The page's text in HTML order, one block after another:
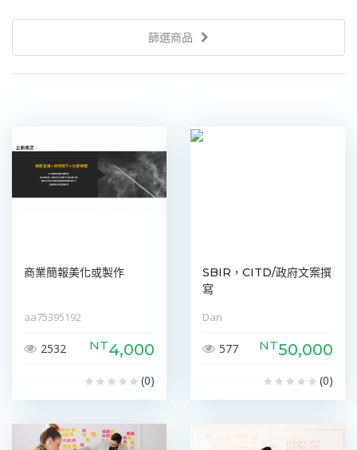
篩選商品
商業簡報美化或製作
aa75395192
2532 NT4,000
(0)
SBIR，CITD/政府文案撰
寫
Dan
577 NT50,000
(0)